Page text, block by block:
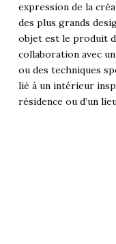
expression de la
des plus grands
objet est le produit
collaboration avec
ou des techniques
lié à un intérieur
résidence ou d’un